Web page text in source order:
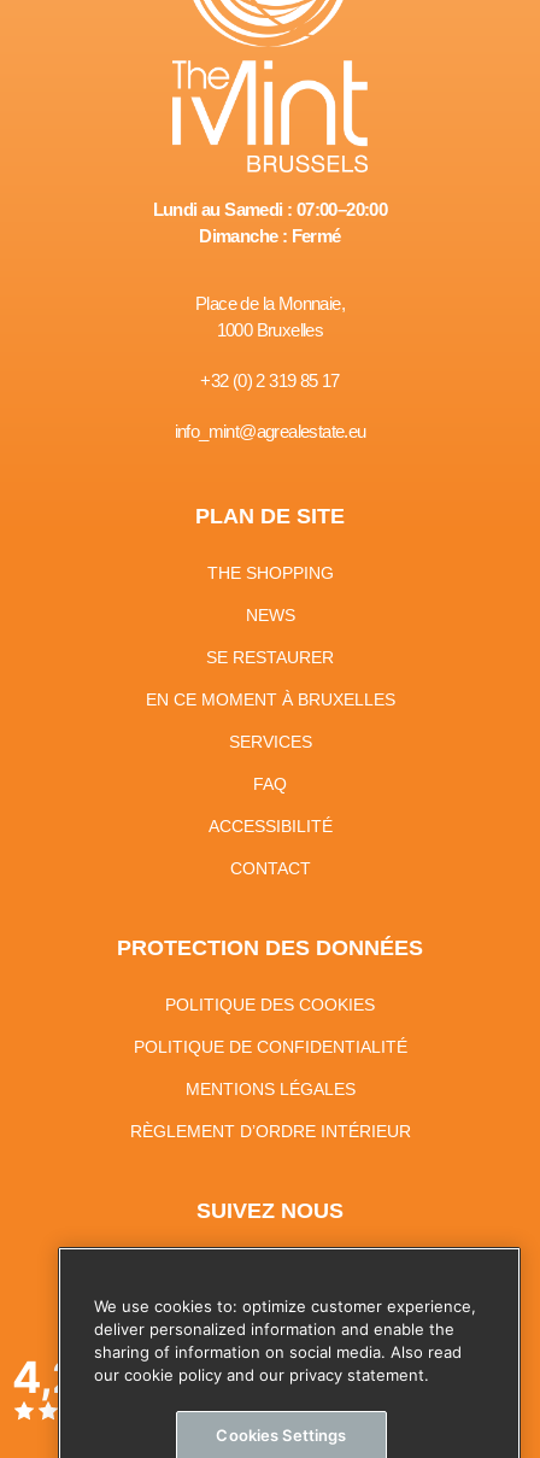
Lundi au Samedi : 07:00–20:00
Dimanche : Fermé
Place de la Monnaie,
1000 Bruxelles
+32 (0) 2 319 85 17
info_mint@agrealestate.eu
PLAN DE SITE
THE SHOPPING
NEWS
SE RESTAURER
EN CE MOMENT À BRUXELLES
SERVICES
FAQ
ACCESSIBILITÉ
CONTACT
PROTECTION DES DONNÉES
POLITIQUE DES COOKIES
POLITIQUE DE CONFIDENTIALITÉ
MENTIONS LÉGALES
RÈGLEMENT D’ORDRE INTÉRIEUR
SUIVEZ NOUS
4,2
We use cookies to: optimize customer experience,
deliver personalized information and enable the
sharing of information on social media. Also read
our cookie policy and our privacy statement.
Cookies Settings